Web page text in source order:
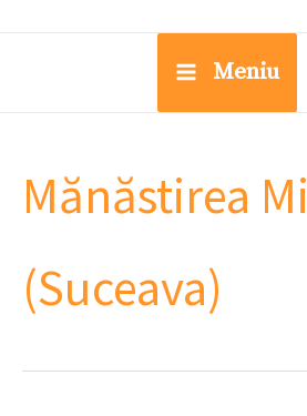
Meniu
Mănăstirea
(Suceava)